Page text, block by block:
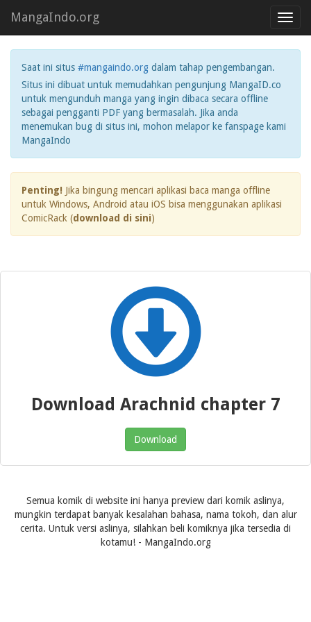
MangaIndo.org
Saat ini situs #mangaindo.org dalam tahap pengembangan.
Situs ini dibuat untuk memudahkan pengunjung MangaID.co
untuk mengunduh manga yang ingin dibaca secara offline
sebagai pengganti PDF yang bermasalah. Jika anda
menemukan bug di situs ini, mohon melapor ke fanspage kami
MangaIndo
Penting! Jika bingung mencari aplikasi baca manga offline
untuk Windows, Android atau iOS bisa menggunakan aplikasi
ComicRack (download di sini)
Download Arachnid chapter 7
Download
Semua komik di website ini hanya preview dari komik aslinya,
mungkin terdapat banyak kesalahan bahasa, nama tokoh, dan alur
cerita. Untuk versi aslinya, silahkan beli komiknya jika tersedia di
kotamu! - MangaIndo.org